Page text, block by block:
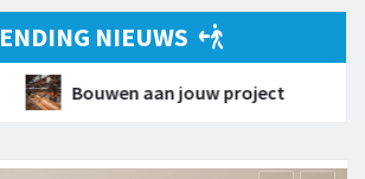
NIEUWS
Effectief leiderschap in de